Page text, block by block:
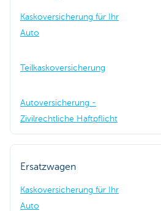
Kaskoversicherung für Ihr
Auto
Teilkaskoversicherung
Autoversicherung -
Zivilrechtliche Haftpflicht
Ersatzwagen
Kaskoversicherung für Ihr
Auto